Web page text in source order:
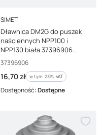
PRODUCENT
SIMET
Dławnica DM2G do puszek
naściennych NPP100 i
NPP130 biała 37396906
/10szt./
Kod producenta
37396906
Cena brutto
16,70 zł w tym %s VAT
w tym 23% VAT
Dostępność:Dostępne